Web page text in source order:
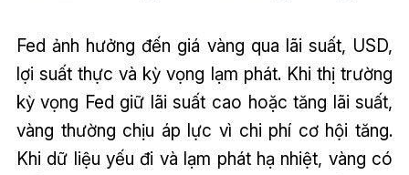
Fed ảnh hưởng đến giá vàng qua lãi suất, USD,
lợi suất thực và kỳ vọng lạm phát. Khi thị trường
kỳ vọng Fed giữ lãi suất cao hoặc tăng lãi suất,
vàng thường chịu áp lực vì chi phí cơ hội tăng.
Khi dữ liệu yếu đi và lạm phát hạ nhiệt, vàng có